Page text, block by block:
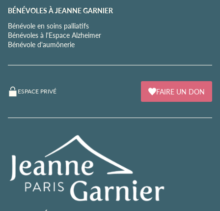
BÉNÉVOLES À JEANNE GARNIER
Bénévole en soins palliatifs
Bénévoles à l'Espace Alzheimer
Bénévole d'aumônerie
ESPACE PRIVÉ FAIRE UN DON